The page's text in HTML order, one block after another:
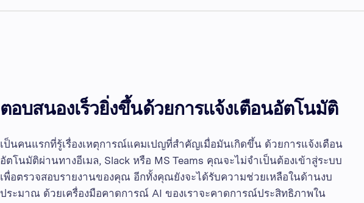
ตอบสนองเร็วยิ่งขึ้นด้วยการแจ้งเตือนอัตโนมัติ
เป็นคนแรกที่รู้เรื่องเหตุการณ์แคมเปญที่สำคัญเมื่อมันเกิดขึ้น ด้วยการแจ้งเตือน
อัตโนมัติผ่านทางอีเมล, Slack หรือ MS Teams คุณจะไม่จำเป็นต้องเข้าสู่ระบบ
เพื่อตรวจสอบรายงานของคุณ อีกทั้งคุณยังจะได้รับความช่วยเหลือในด้านงบ
ประมาณ ด้วยเครื่องมือคาดการณ์ AI ของเราจะคาดการณ์ประสิทธิภาพใน